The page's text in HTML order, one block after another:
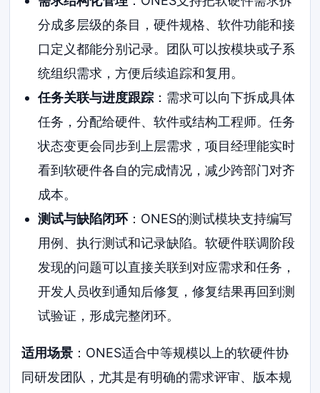
分成多层级的条目，硬件规格、软件功能和接
口定义都能分别记录。团队可以按模块或子系
统组织需求，方便后续追踪和复用。
任务关联与进度跟踪：需求可以向下拆成具体
任务，分配给硬件、软件或结构工程师。任务
状态变更会同步到上层需求，项目经理能实时
看到软硬件各自的完成情况，减少跨部门对齐
成本。
测试与缺陷闭环：ONES的测试模块支持编写
用例、执行测试和记录缺陷。软硬件联调阶段
发现的问题可以直接关联到对应需求和任务，
开发人员收到通知后修复，修复结果再回到测
试验证，形成完整闭环。
适用场景 ：ONES适合中等规模以上的软硬件协
同研发团队，尤其是有明确的需求评审、版本规